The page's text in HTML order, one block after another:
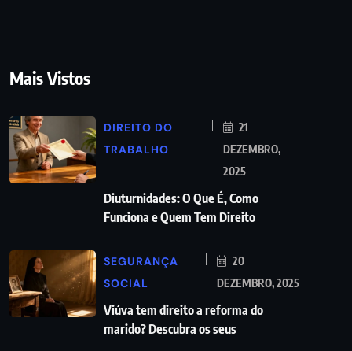
Mais Vistos
DIREITO DO
TRABALHO
21
DEZEMBRO,
2025
Diuturnidades: O Que É, Como
Funciona e Quem Tem Direito
SEGURANÇA
SOCIAL
20
DEZEMBRO, 2025
Viúva tem direito a reforma do
marido? Descubra os seus